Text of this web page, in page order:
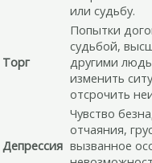
или судьбу.
Торг
Попытки
судьбой,
другими
изменить
отсрочить
Депрессия
Чувство
отчаяния,
вызванное